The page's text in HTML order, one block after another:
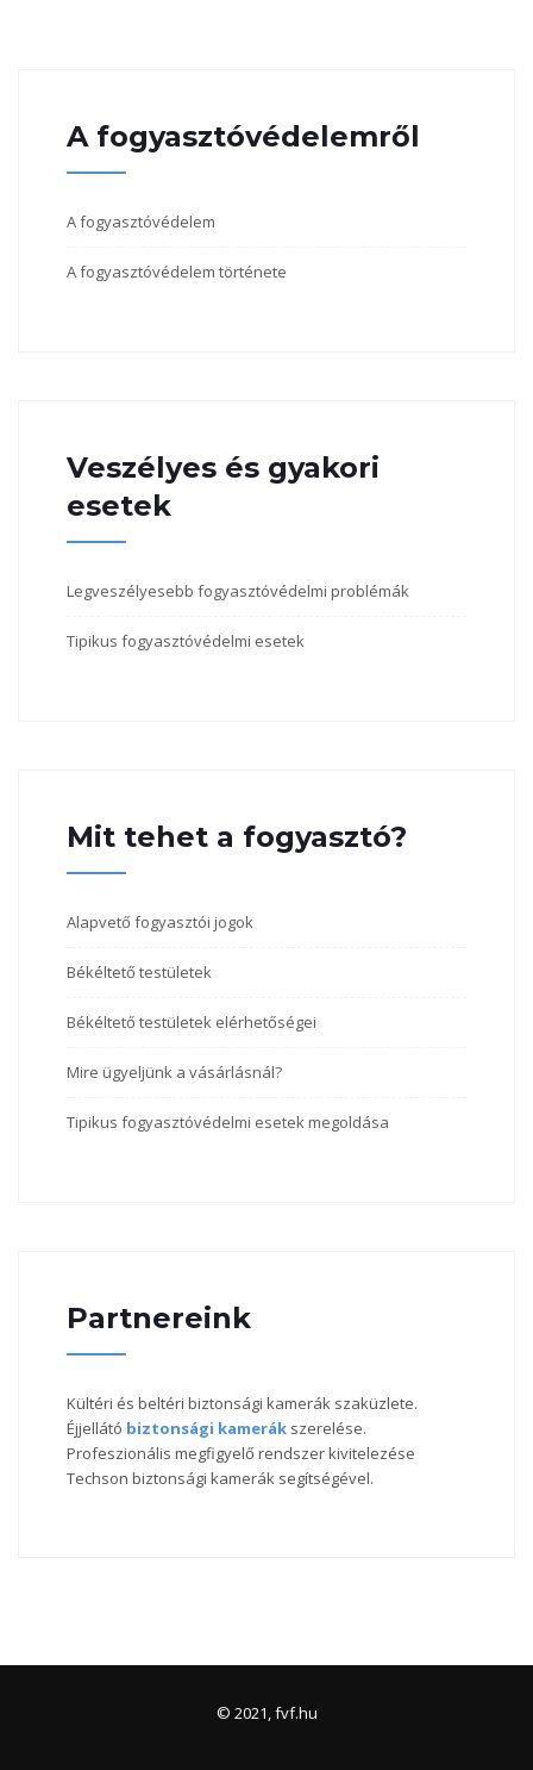
A fogyasztóvédelemről
A fogyasztóvédelem
A fogyasztóvédelem története
Veszélyes és gyakori
esetek
Legveszélyesebb fogyasztóvédelmi problémák
Tipikus fogyasztóvédelmi esetek
Mit tehet a fogyasztó?
Alapvető fogyasztói jogok
Békéltető testületek
Békéltető testületek elérhetőségei
Mire ügyeljünk a vásárlásnál?
Tipikus fogyasztóvédelmi esetek megoldása
Partnereink
Kültéri és beltéri biztonsági kamerák szaküzlete.
Éjjellátó biztonsági kamerák szerelése.
Profeszionális megfigyelő rendszer kivitelezése
Techson biztonsági kamerák segítségével.
© 2021, fvf.hu